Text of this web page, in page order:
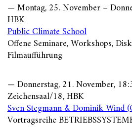
— Montag, 25. November –
HBK
Public Climate School
Offene Seminare, Workshops,
Filmaufführung
— Donnerstag, 21. November,
Zeichensaal/18, HBK
Sven Stegmann & Dominik Wind
Vortragsreihe